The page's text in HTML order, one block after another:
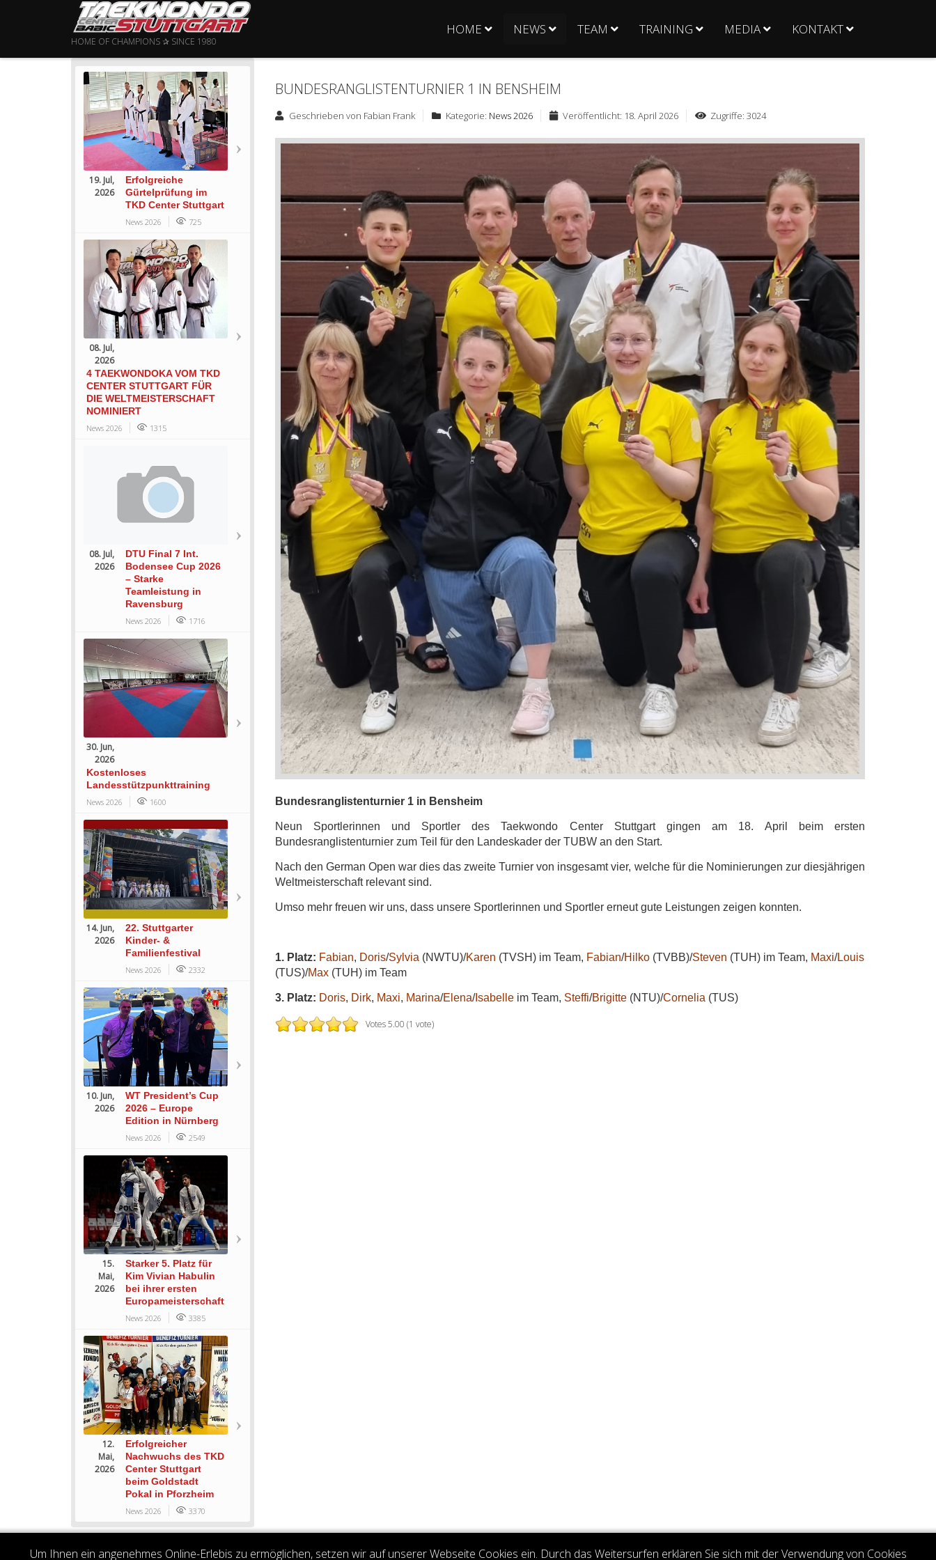
HOME OF CHAMPIONS ✰ SINCE 1980
HOME NEWS TEAM TRAINING MEDIA KONTAKT
19. Jul,
2026
Erfolgreiche
Gürtelprüfung im
TKD Center Stuttgart
News 2026 725
08. Jul,
2026
4 TAEKWONDOKA VOM TKD
CENTER STUTTGART FÜR
DIE WELTMEISTERSCHAFT
NOMINIERT
News 2026 1315
08. Jul,
2026
DTU Final 7 Int.
Bodensee Cup 2026
– Starke
Teamleistung in
Ravensburg
News 2026 1716
30. Jun,
2026
Kostenloses
Landesstützpunkttraining
News 2026 1600
14. Jun,
2026
22. Stuttgarter
Kinder- &
Familienfestival
News 2026 2332
10. Jun,
2026
WT President’s Cup
2026 – Europe
Edition in Nürnberg
News 2026 2549
15.
Mai,
2026
Starker 5. Platz für
Kim Vivian Habulin
bei ihrer ersten
Europameisterschaft
News 2026 3385
12.
Mai,
2026
Erfolgreicher
Nachwuchs des TKD
Center Stuttgart
beim Goldstadt
Pokal in Pforzheim
News 2026 3370
BUNDESRANGLISTENTURNIER 1 IN BENSHEIM
Geschrieben von Fabian Frank Kategorie: News 2026 Veröffentlicht: 18. April 2026 Zugriffe: 3024
Bundesranglistenturnier 1 in Bensheim
Neun Sportlerinnen und Sportler des Taekwondo Center Stuttgart gingen am 18. April beim ersten
Bundesranglistenturnier zum Teil für den Landeskader der TUBW an den Start.
Nach den German Open war dies das zweite Turnier von insgesamt vier, welche für die Nominierungen zur diesjährigen
Weltmeisterschaft relevant sind.
Umso mehr freuen wir uns, dass unsere Sportlerinnen und Sportler erneut gute Leistungen zeigen konnten.
1. Platz: Fabian, Doris/Sylvia (NWTU)/Karen (TVSH) im Team, Fabian/Hilko(TVBB)/Steven (TUH) im Team, Maxi/Louis
(TUS)/Max(TUH) im Team
3. Platz: Doris, Dirk, Maxi, Marina/Elena/Isabelleim Team, Steffi/Brigitte(NTU)/Cornelia (TUS)
Votes 5.00 (1 vote)
Um Ihnen ein angenehmes Online-Erlebis zu ermöglichen, setzen wir auf unserer Webseite Cookies ein. Durch das Weitersurfen erklären Sie sich mit der Verwendung von Cookies